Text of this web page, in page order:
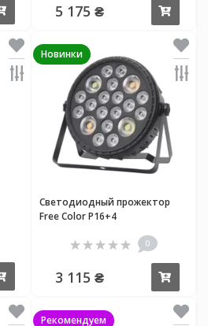
5 175 ₴
Новинки
Светодиодный прожектор
Free Color P16+4
0
3 115 ₴
Рекомендуем